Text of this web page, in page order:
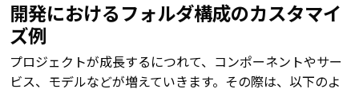
開発におけるフォルダ構成のカスタマイ
ズ例
プロジェクトが成長するにつれて、コンポーネントやサー
ビス、モデルなどが増えていきます。その際は、以下のよ